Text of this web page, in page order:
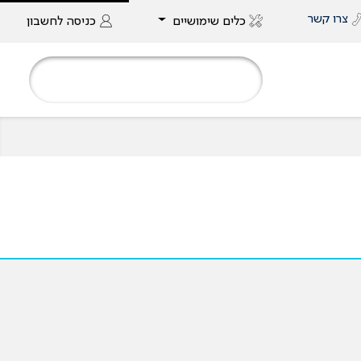
צרו קשר כלים שימושיים כניסה לחשבון